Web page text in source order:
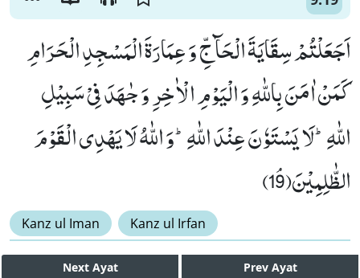
اَجَعَلْتُمْ سِقَایَةَ الْحَآجِّ وَ عِمَارَةَ الْمَسْجِدِ الْحَرَامِ
كَمَنْ اٰمَنَ بِاللّٰهِ وَ الْیَوْمِ الْاٰخِرِ وَ جٰهَدَ فِیْ سَبِیْلِ
اللّٰهِؕ-لَا یَسْتَوٗنَ عِنْدَ اللّٰهِؕ-وَ اللّٰهُ لَا یَهْدِی الْقَوْمَ
الظّٰلِمِیْنَﭥ(19)
Kanz ul Iman Kanz ul Irfan
Next Ayat Prev Ayat